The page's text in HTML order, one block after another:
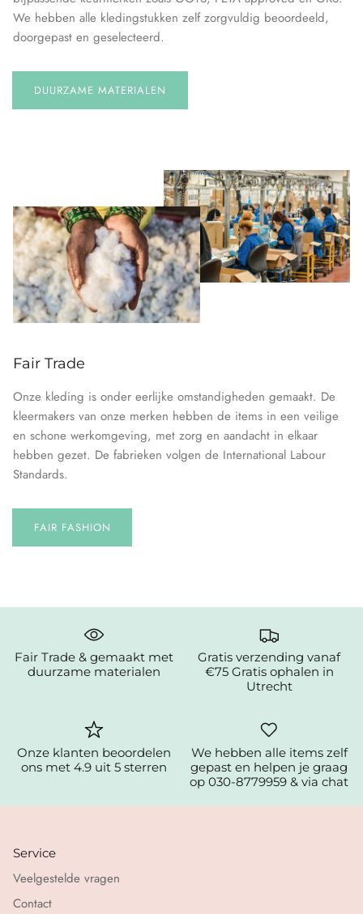
We hebben alle kledingstukken zelf zorgvuldig beoordeeld,
doorgepast en geselecteerd.
DUURZAME MATERIALEN
Fair Trade
Onze kleding is onder eerlijke omstandigheden gemaakt. De
kleermakers van onze merken hebben de items in een veilige
en schone werkomgeving, met zorg en aandacht in elkaar
hebben gezet. De fabrieken volgen de International Labour
Standards.
FAIR FASHION
Fair Trade & gemaakt met
duurzame materialen
Gratis verzending vanaf
€75 Gratis ophalen in
Utrecht
Onze klanten beoordelen
ons met 4.9 uit 5 sterren
We hebben alle items zelf
gepast en helpen je graag
op 030-8779959 & via chat
Service
Veelgestelde vragen
Contact